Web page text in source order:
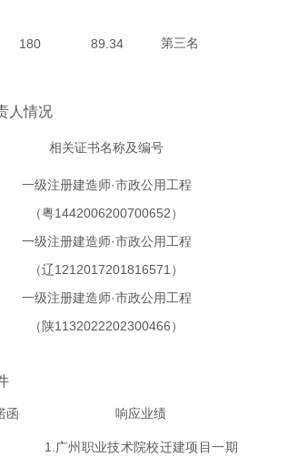
180 89.34 第三名
人情况
相关证书名称及编号
一级注册建造师·市政公用工程
（粤1442006200700652 ）
一级注册建造师·市政公用工程
（辽 1212017201816571 ）
一级注册建造师·市政公用工程
（陕1132022202300466 ）
函 响应业绩
1. 广州职业技术院校迁建项目一期